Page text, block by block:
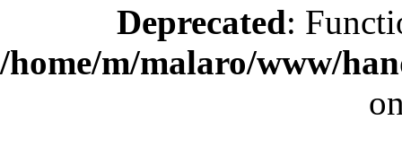
Deprecated:
/home/m/malaro/www/